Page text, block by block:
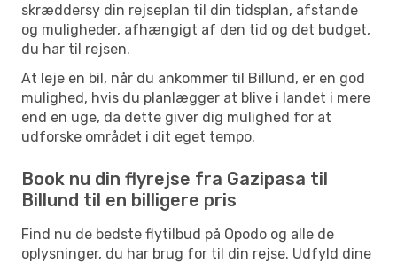
skræddersy din rejseplan til din tidsplan, afstande
og muligheder, afhængigt af den tid og det budget,
du har til rejsen.
At leje en bil, når du ankommer til Billund, er en god
mulighed, hvis du planlægger at blive i landet i mere
end en uge, da dette giver dig mulighed for at
udforske området i dit eget tempo.
Book nu din flyrejse fra Gazipasa til
Billund til en billigere pris
Find nu de bedste flytilbud på Opodo og alle de
oplysninger, du har brug for til din rejse. Udfyld dine